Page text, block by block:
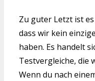
Zu guter Letzt ist
dass wir kein
haben. Es handelt
Testvergleiche, die
Wenn du nach